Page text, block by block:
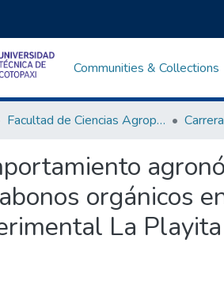
Communities & Collections
Facultad de Ciencias Agropecuarias y Recursos Naturales
orgánicos
La